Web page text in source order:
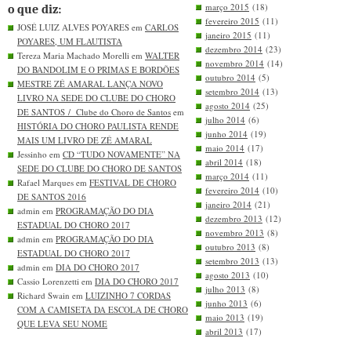
o que diz:
JOSÉ LUIZ ALVES POYARES em CARLOS
POYARES, UM FLAUTISTA
Tereza Maria Machado Morelli em WALTER
DO BANDOLIM E O PRIMAS E BORDÕES
MESTRE ZÉ AMARAL LANÇA NOVO
LIVRO NA SEDE DO CLUBE DO CHORO
DE SANTOS / Clube do Choro de Santos em
HISTÓRIA DO CHORO PAULISTA RENDE
MAIS UM LIVRO DE ZÉ AMARAL
Jessinho em CD “TUDO NOVAMENTE” NA
SEDE DO CLUBE DO CHORO DE SANTOS
Rafael Marques em FESTIVAL DE CHORO
DE SANTOS 2016
admin em PROGRAMAÇÃO DO DIA
ESTADUAL DO CHORO 2017
admin em PROGRAMAÇÃO DO DIA
ESTADUAL DO CHORO 2017
admin em DIA DO CHORO 2017
Cassio Lorenzetti em DIA DO CHORO 2017
Richard Swain em LUIZINHO 7 CORDAS
COM A CAMISETA DA ESCOLA DE CHORO
QUE LEVA SEU NOME
março 2015 (18)
fevereiro 2015 (11)
janeiro 2015 (11)
dezembro 2014 (23)
novembro 2014 (14)
outubro 2014 (5)
setembro 2014 (13)
agosto 2014 (25)
julho 2014 (6)
junho 2014 (19)
maio 2014 (17)
abril 2014 (18)
março 2014 (11)
fevereiro 2014 (10)
janeiro 2014 (21)
dezembro 2013 (12)
novembro 2013 (8)
outubro 2013 (8)
setembro 2013 (13)
agosto 2013 (10)
julho 2013 (8)
junho 2013 (6)
maio 2013 (19)
abril 2013 (17)